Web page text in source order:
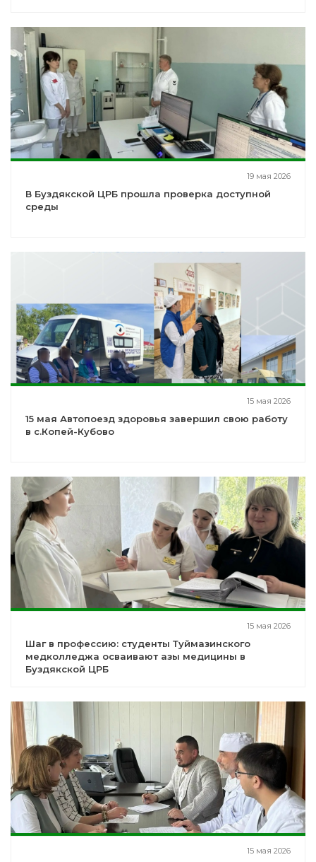
19 мая 2026
В Буздякской ЦРБ прошла проверка доступной
среды
15 мая 2026
15 мая Автопоезд здоровья завершил свою работу
в с.Копей-Кубово
15 мая 2026
Шаг в профессию: студенты Туймазинского
медколледжа осваивают азы медицины в
Буздякской ЦРБ
15 мая 2026